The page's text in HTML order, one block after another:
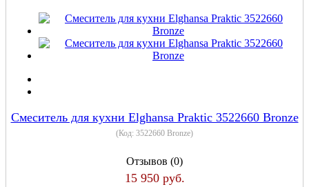
Смеситель для кухни Elghansa Praktic 3522660 Bronze
(Код: 3522660 Bronze)
Отзывов (0)
15 950 руб.